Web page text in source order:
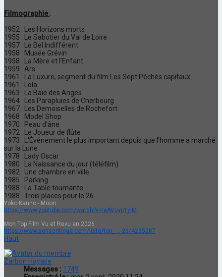
Filmographie :
1952 : Les Horizons morts
1955 : Le Sabotier du Val de Loire
1957 : Le Bel Indifférent
1958 : Musée Grévin
1958 : La Mère et l'Enfant
1959 : Ars
1961 : La Luxure, segment du film Les Sept Péchés capitaux
1961 : Lola
1963 : La Baie des Anges
1964 : Les Parapluies de Cherbourg
1967 : Les Demoiselles de Rochefort
1968 : Model Shop
1970 : Peau d'âne
1972 : Le Joueur de flûte
1973 : L'Événement le plus important depuis que l'homme a marché
sur la Lune
1978 : Lady Oscar
1980 : La Naissance du jour (téléfilm)
1982 : Une chambre en ville
1985 : Parking
1988 : La Table tournante
1988 : Trois places pour le 26
Yoko Kanno - Moon
https://www.youtube.com/watch?v=IaAVuyp1yiM
Mon Top Film Vu et Revu en 2026 :
https://www.senscritique.com/liste/top_ ... 26/4235287
Haut
Zarbon Hayase
Messages : 1749